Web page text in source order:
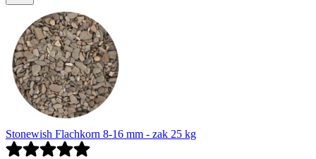
Stonewish Flachkorn 8-16 mm - zak 25 kg